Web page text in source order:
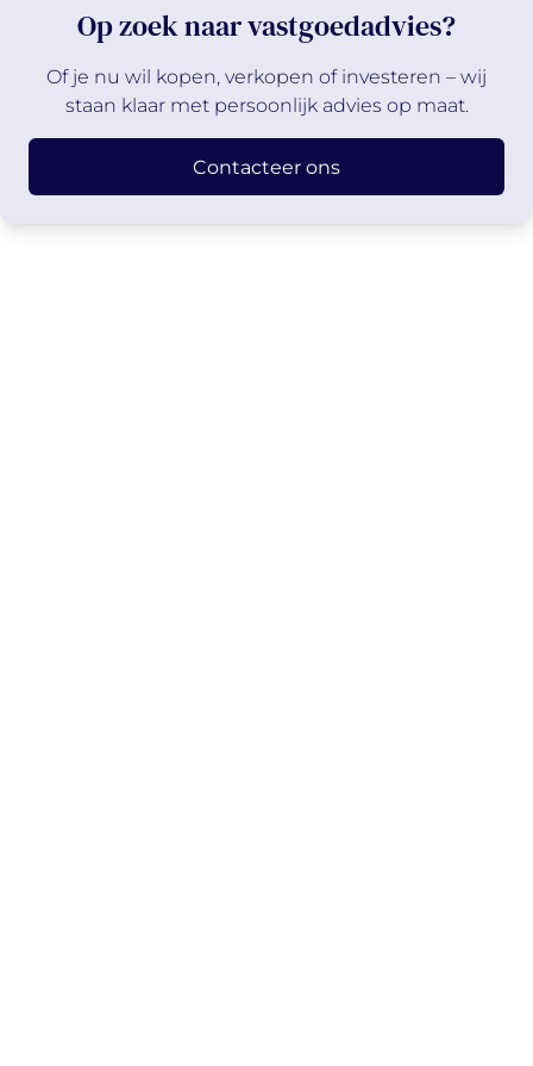
Op zoek naar vastgoedadvies?
Of je nu wil kopen, verkopen of investeren – wij
staan klaar met persoonlijk advies op maat.
Contacteer ons